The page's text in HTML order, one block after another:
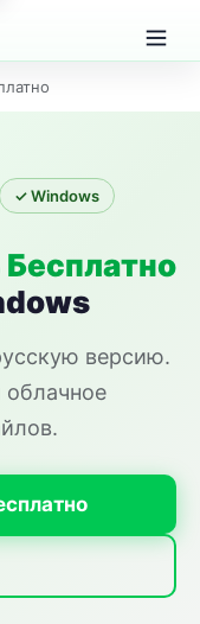
✓ Windows
версию.
облачное